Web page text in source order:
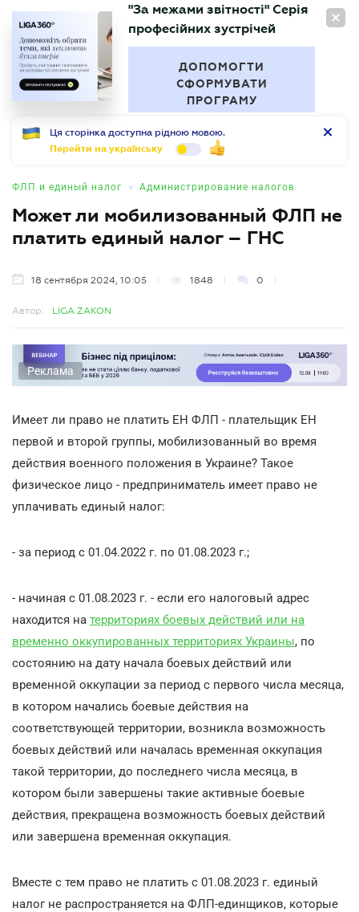
RU
БУХГАЛТЕР
"За межами звітності" Серія
професійних зустрічей
ДОПОМОГТИ
СФОРМУВАТИ
ПРОГРАМУ
Ця сторінка доступна рідною мовою.
Перейти на українську
ФЛП и единый налог • Администрирование налогов
Может ли мобилизованный ФЛП не
платить единый налог – ГНС
18 сентября 2024, 10:05 1848 0
Автор: LIGA ZAKON
Реклама
Имеет ли право не платить ЕН ФЛП - плательщик ЕН
первой и второй группы, мобилизованный во время
действия военного положения в Украине? Такое
физическое лицо - предприниматель имеет право не
уплачивать единый налог:
- за период с 01.04.2022 г. по 01.08.2023 г.;
- начиная с 01.08.2023 г. - если его налоговый адрес
находится на территориях боевых действий или на
временно оккупированных территориях Украины, по
состоянию на дату начала боевых действий или
временной оккупации за период с первого числа месяца,
в котором начались боевые действия на
соответствующей территории, возникла возможность
боевых действий или началась временная оккупация
такой территории, до последнего числа месяца, в
котором были завершены такие активные боевые
действия, прекращена возможность боевых действий
или завершена временная оккупация.
Вместе с тем право не платить с 01.08.2023 г. единый
налог не распространяется на ФЛП-единщиков, которые